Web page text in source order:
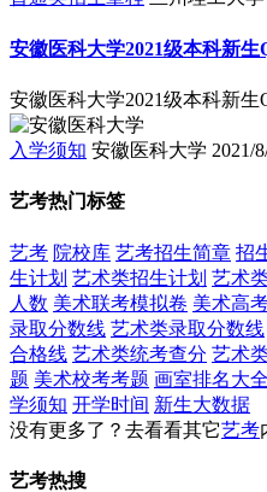
安徽医科大学2021级本科新生
安徽医科大学2021级本科新生
入学须知 安徽医科大学 2021/
艺考热门标签
艺考 院校库 艺考招生简章 招
生计划 艺术类招生计划 艺术
人数 美术联考模拟卷 美术高
录取分数线 艺术类录取分数线
合格线 艺术类统考查分 艺术
题 美术校考考题 画室排名大全
学须知 开学时间 新生大数据
没有更多了？去看看其它艺考
艺考热搜